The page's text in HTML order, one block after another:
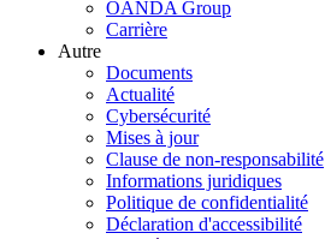
OANDA Group
Carrière
Autre
Documents
Actualité
Cybersécurité
Mises à jour
Clause de non-responsabilité
Informations juridiques
Politique de confidentialité
Déclaration d'accessibilité